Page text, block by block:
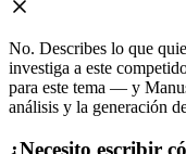
No. Describes lo que
investiga a este
para este tema — y
análisis y la generación
¿Necesito escribir